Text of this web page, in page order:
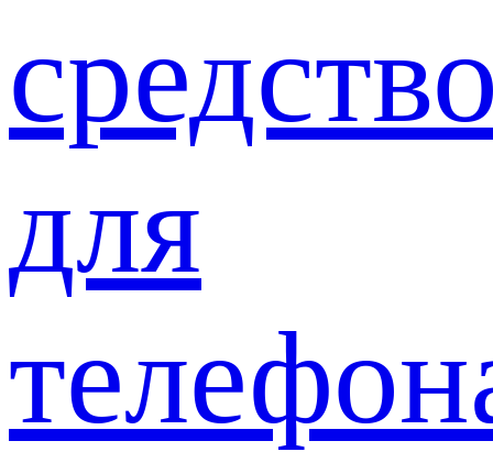
для